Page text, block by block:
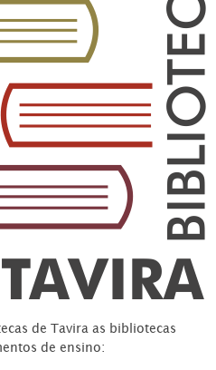
de Tavira as bibliotecas
de ensino: